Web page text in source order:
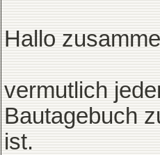
Hallo
vermutlich
Bautagebuch
ist.